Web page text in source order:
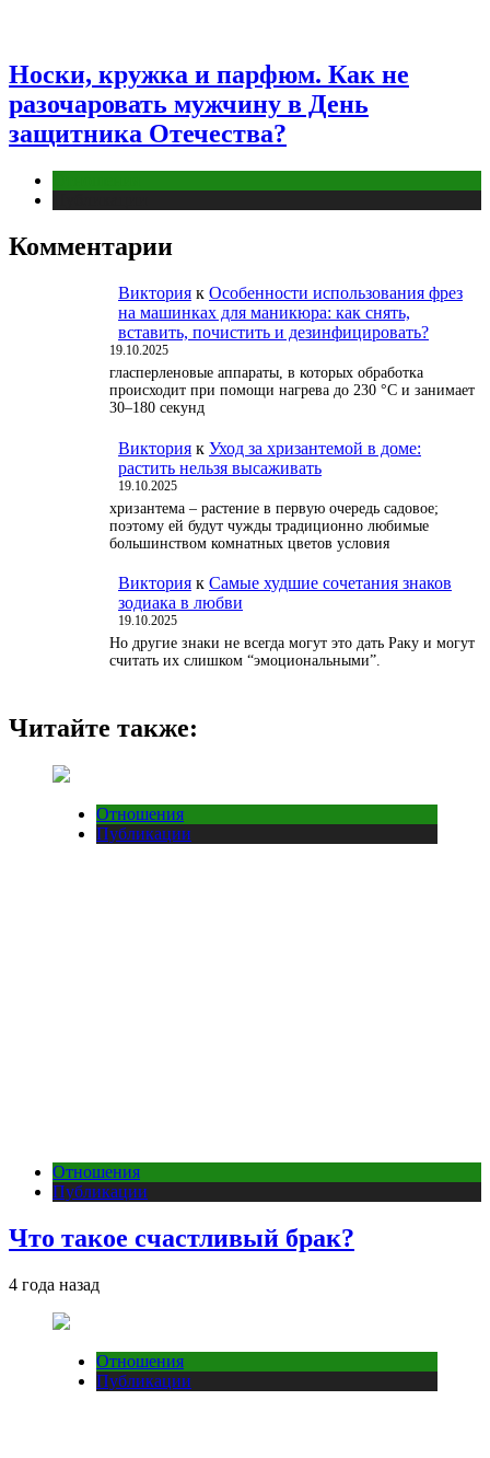
Носки, кружка и парфюм. Как не
разочаровать мужчину в День
защитника Отечества?
Комментарии
Виктория к Особенности использования фрез
на машинках для маникюра: как снять,
вставить, почистить и дезинфицировать?
19.10.2025
гласперленовые аппараты, в которых обработка
происходит при помощи нагрева до 230 °С и занимает
30–180 секунд
Виктория к Уход за хризантемой в доме:
растить нельзя высаживать
19.10.2025
хризантема – растение в первую очередь садовое;
поэтому ей будут чужды традиционно любимые
большинством комнатных цветов условия
Виктория к Самые худшие сочетания знаков
зодиака в любви
19.10.2025
Но другие знаки не всегда могут это дать Раку и могут
считать их слишком “эмоциональными”.
Читайте также:
Отношения
Публикации
Отношения
Публикации
Что такое счастливый брак?
4 года назад
Отношения
Публикации